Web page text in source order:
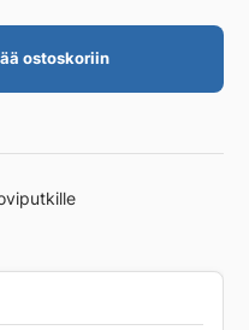
ostoskoriin